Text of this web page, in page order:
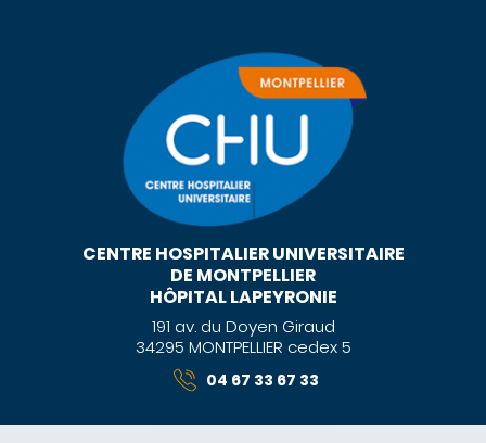
CENTRE HOSPITALIER UNIVERSITAIRE
DE MONTPELLIER
HÔPITAL LAPEYRONIE
191 av. du Doyen Giraud
34295 MONTPELLIER cedex 5
04 67 33 67 33